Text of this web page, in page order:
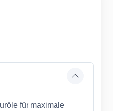
für maximale